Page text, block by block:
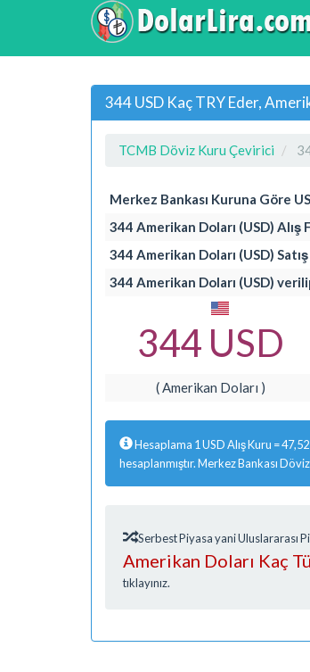
344 USD Kaç TRY Eder,
TCMB Döviz Kuru Çevirici
Merkez Bankası Kuruna Göre
344 Amerikan Doları (USD) Alış
344 Amerikan Doları (USD)
344 Amerikan Doları (USD)
344 USD
( Amerikan Doları )
Hesaplama 1 USD Alış Kuru =
hesaplanmıştır. Merkez Bankası
Serbest Piyasa yani Uluslararası
Amerikan Doları Kaç
tıklayınız.